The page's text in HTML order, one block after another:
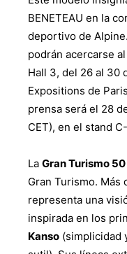
BENETEAU en la
deportivo de
podrán acercarse
Hall 3, del 26 al 30
Expositions de
prensa será el 28
CET), en el stand
La Gran Turismo 50
Gran Turismo. Más
representa una
inspirada en los
Kanso (simplicidad